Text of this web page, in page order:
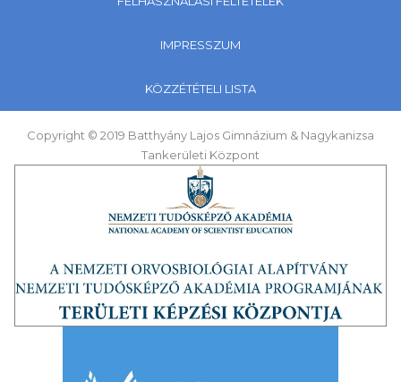
IMPRESSZUM
KÖZZÉTÉTELI LISTA
Copyright © 2019 Batthyány Lajos Gimnázium & Nagykanizsa
Tankerületi Központ